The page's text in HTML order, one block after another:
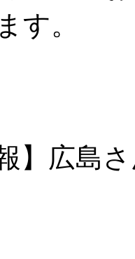
す。
】広島